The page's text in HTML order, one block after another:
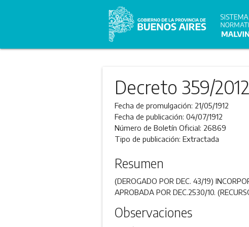
Decreto 359/2012
Fecha de promulgación: 21/05/1912
Fecha de publicación: 04/07/1912
Número de Boletín Oficial: 26869
Tipo de publicación: Extractada
Resumen
(DEROGADO POR DEC. 43/19)
APROBADA POR DEC.2530/10.
Observaciones